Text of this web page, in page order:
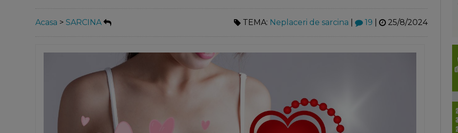
Acasa > SARCINA TEMA: Neplaceri de sarcina 19 25/8/2024